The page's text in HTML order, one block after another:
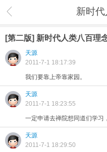
新时
[第二版] 新时代人类八百理
天源
2011-7-1 18:17:39
我们要靠上帝靠家园。
天源
2011-7-1 18:23:55
一定申请去禅院想同道们学习
天源
2011-7-1 18:29:50